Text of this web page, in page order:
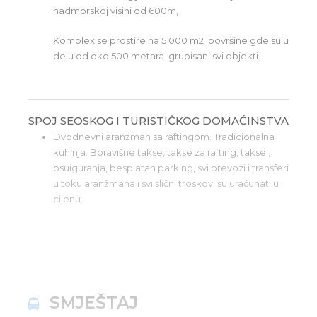
nadmorskoj visini od 600m,
Komplex se prostire na 5 000 m2 površine gde su u
delu od oko 500 metara grupisani svi objekti.
SPOJ SEOSKOG I TURISTIČKOG DOMAĆINSTVA
Dvodnevni aranžman sa raftingom. Tradicionalna
kuhinja. Boravišne takse, takse za rafting, takse ,
osuiguranja, besplatan parking, svi prevozi i transferi
u toku aranžmana i svi slični troskovi su uračunati u
cijenu.
SMJEŠTAJ